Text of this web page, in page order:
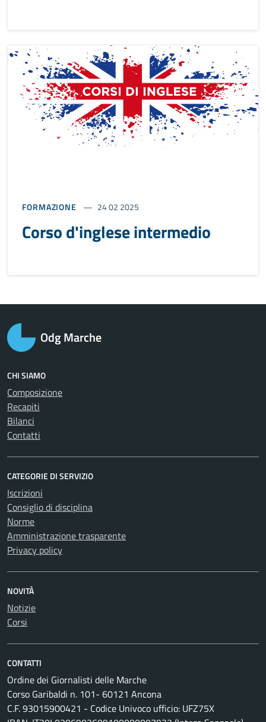
FORMAZIONE 24 02 2025
Corso d'inglese intermedio
Odg Marche
CHI SIAMO
Composizione
Recapiti
Bilanci
Contatti
CATEGORIE DI SERVIZIO
Iscrizioni
Consiglio di disciplina
Norme
Amministrazione trasparente
Privacy policy
NOVITÀ
Notizie
Corsi
CONTATTI
Ordine dei Giornalisti delle Marche
Corso Garibaldi n. 101- 60121 Ancona
C.F. 93015900421 - Codice Univoco ufficio: UFZ75X